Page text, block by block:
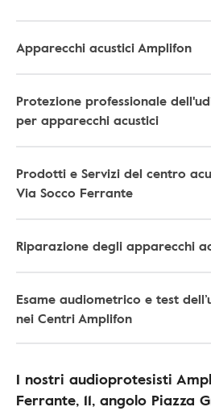
Apparecchi acustici Amplifon
Protezione professionale
per apparecchi acustici
Prodotti e Servizi del centro
Via Socco Ferrante
Riparazione degli apparecchi
Esame audiometrico e test
nei Centri Amplifon
I nostri audioprotesisti
Ferrante, 11, angolo Piazza